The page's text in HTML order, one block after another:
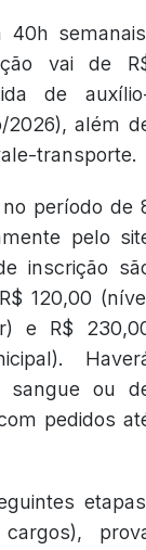
40h
vai de
de
2026), além
transporte.
período de
pelo
inscrição
120,00
e R$
sangue ou
pedidos